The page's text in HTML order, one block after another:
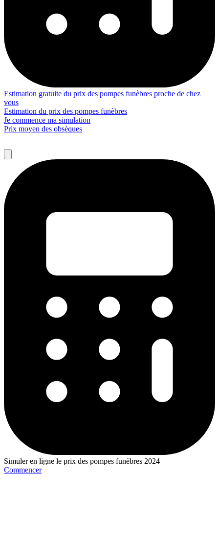
Estimation gratuite du prix des pompes funèbres proche de chez
vous
Estimation du prix des pompes funèbres
Je commence ma simulation
Prix moyen des obsèques
Simuler en ligne le prix des pompes funèbres 2024
Commencer